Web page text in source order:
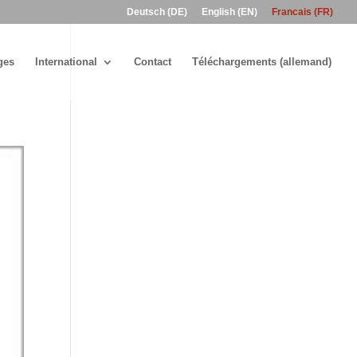
Deutsch (DE) English (EN) Francais (FR)
International Contact Téléchargements (allemand)